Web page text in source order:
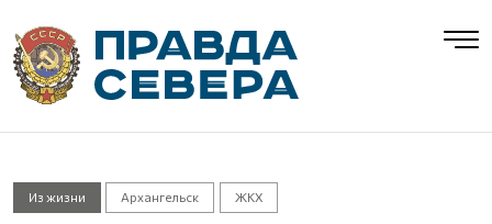
Из жизни Архангельск ЖКХ